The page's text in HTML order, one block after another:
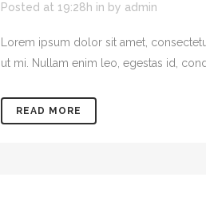
Posted at 19:28h in by admin
Lorem ipsum dolor sit amet,
ut mi. Nullam enim leo, egestas id,
READ MORE